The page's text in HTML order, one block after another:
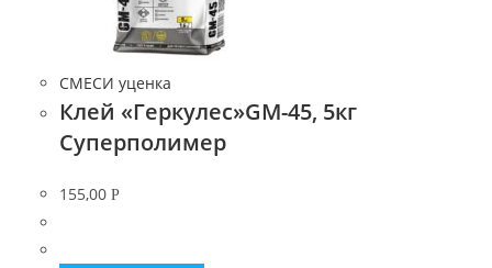
СМЕСИ уценка
Клей «Геркулес»GM-45, 5кг
Суперполимер
155,00 Р